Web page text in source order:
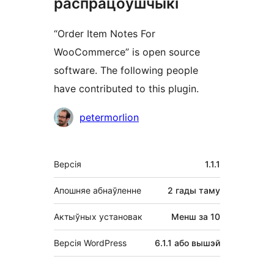
“Order Item Notes For
WooCommerce” is open source
software. The following people
have contributed to this plugin.
Удзельнікіpetermorlion
Мета
Версія 1.1.1
Апошняе абнаўленне 2 гады таму
Актыўных установак Менш за 10
Версія WordPress 6.1.1 або вышэй